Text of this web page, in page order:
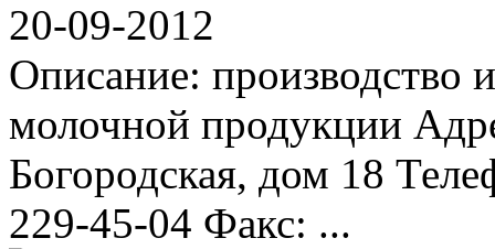
20-09-2012
Описание: производство
молочной продукции
Богородская, дом 18
229-45-04 Факс: ...